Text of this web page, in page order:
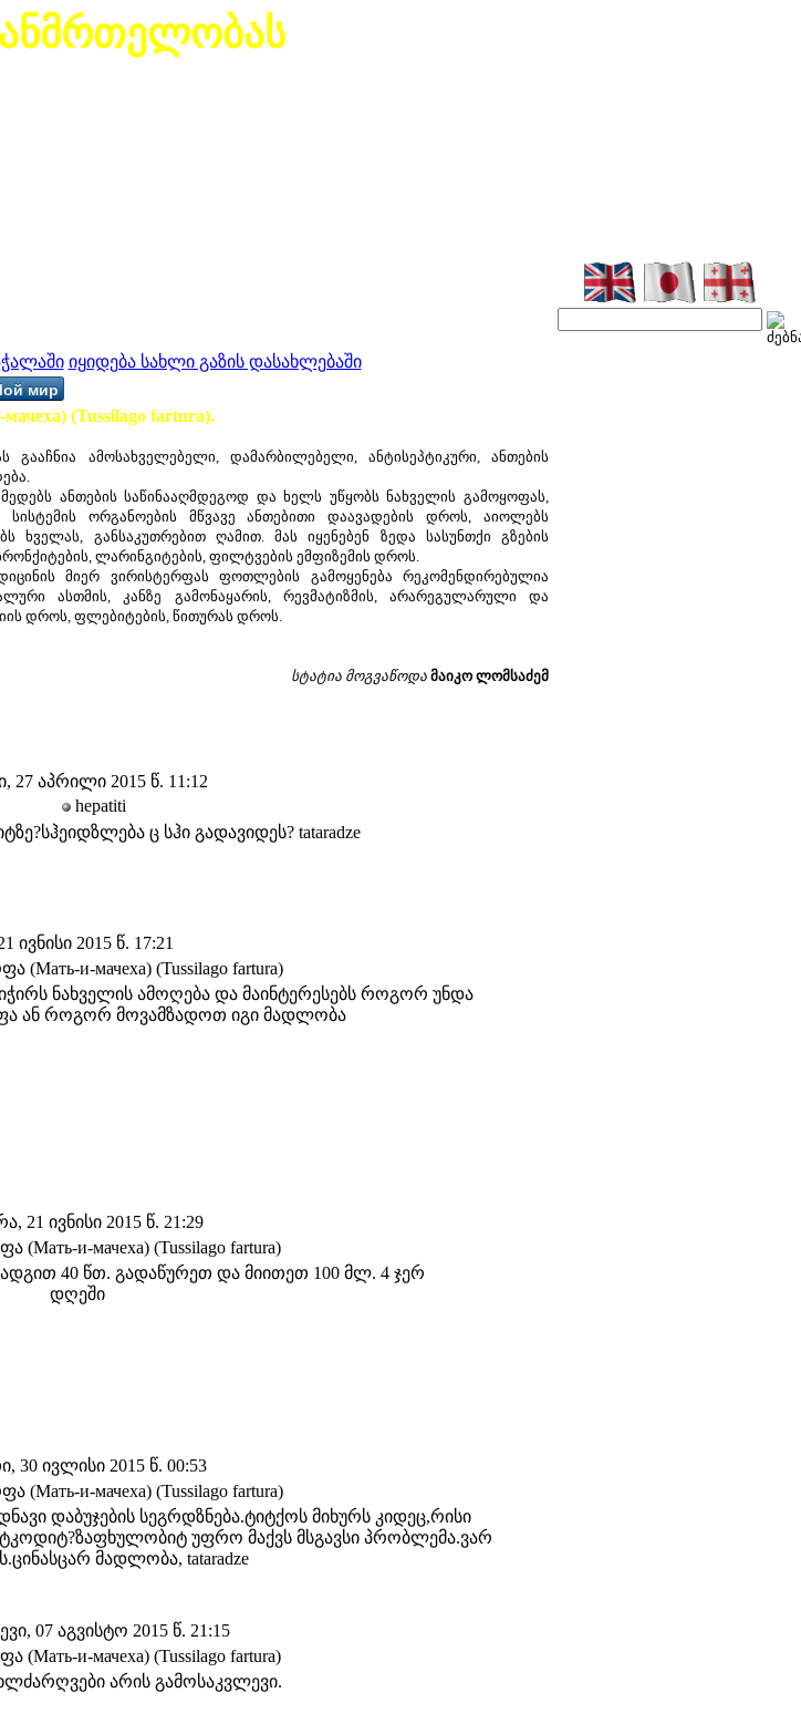
იყიდება სახლი გაზის დასახლებაში
мир
(Tussilago fartura).
ამოსახველებელი, დამარბილებელი, ანტისეპტიკური, ანთების
ანთების საწინააღმდეგოდ და ხელს უწყობს ნახველის გამოყოფას,
სისტემის ორგანოების მწვავე ანთებითი დაავადების დროს, აიოლებს
ხველას, განსაკუთრებით ღამით. მას იყენებენ ზედა სასუნთქი გზების
ლარინგიტების, ფილტვების ემფიზემის დროს.
მიერ ვირისტერფას ფოთლების გამოყენება რეკომენდირებულია
ასთმის, კანზე გამონაყარის, რევმატიზმის, არარეგულარული და
დროს, ფლებიტების, წითურას დროს.
სტატია მოგვაწოდა მაიკო ლომსაძემ
27 აპრილი 2015 წ. 11:12
hepatiti
ც სჰი გადავიდეს? tataradze
ივნისი 2015 წ. 17:21
(Мать-и-мачеха) (Tussilago fartura)
ნახველის ამოღება და მაინტერესებს როგორ უნდა
ან როგორ მოვამზადოთ იგი მადლობა
21 ივნისი 2015 წ. 21:29
(Мать-и-мачеха) (Tussilago fartura)
40 წთ. გადაწურეთ და მიითეთ 100 მლ. 4 ჯერ
დღეში
30 ივლისი 2015 წ. 00:53
(Мать-и-мачеха) (Tussilago fartura)
დაბუჯების სეგრდზნება.ტიტქოს მიხურს კიდეც,რისი
უფრო მაქვს მსგავსი პრობლემა.ვარ
მადლობა, tataradze
07 აგვისტო 2015 წ. 21:15
(Мать-и-мачеха) (Tussilago fartura)
არის გამოსაკვლევი.